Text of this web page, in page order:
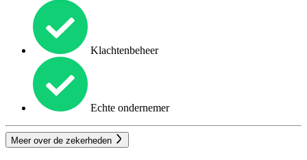
Klachtenbeheer
Echte ondernemer
Meer over de zekerheden